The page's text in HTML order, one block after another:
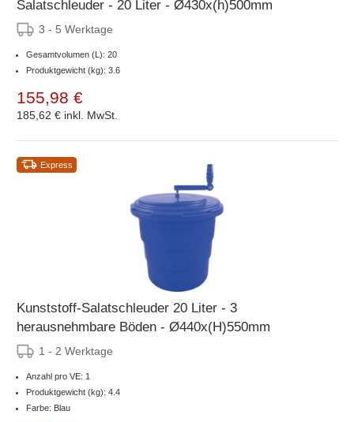
Salatschleuder - 20 Liter - Ø430x(h)500mm
3 - 5 Werktage
Gesamtvolumen (L): 20
Produktgewicht (kg): 3.6
155,98 €
185,62 € inkl. MwSt.
Express
Kunststoff-Salatschleuder 20 Liter - 3
herausnehmbare Böden - Ø440x(H)550mm
1 - 2 Werktage
Anzahl pro VE: 1
Produktgewicht (kg): 4.4
Farbe: Blau